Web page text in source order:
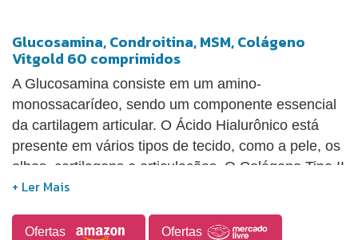
Glucosamina, Condroitina, MSM, Colágeno
Vitgold 60 comprimidos
A Glucosamina consiste em um amino-
monossacarídeo, sendo um componente essencial
da cartilagem articular. O Ácido Hialurônico está
presente em vários tipos de tecido, como a pele, os
olhos, cartilagens e articulações. O Colágeno Tipo II
não desnaturado auxilia na manutenção da função
colágeno, na absorção de ferro dos alimentos, no
Ofertas Ofertas